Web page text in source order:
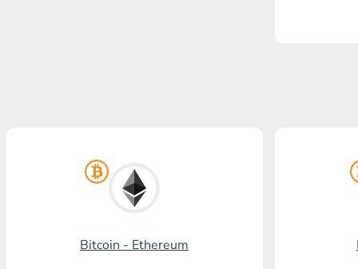
RosselhozBank
Visa/MasterCard KGS
Bitcoin - Ethereum